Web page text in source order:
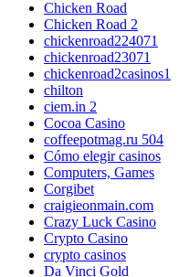
Chicken Road
Chicken Road 2
chickenroad224071
chickenroad23071
chickenroad2casinos1
chilton
ciem.in 2
Cocoa Casino
coffeepotmag.ru 504
Cómo elegir casinos
Computers, Games
Corgibet
craigieonmain.com
Crazy Luck Casino
Crypto Casino
crypto casinos
Da Vinci Gold